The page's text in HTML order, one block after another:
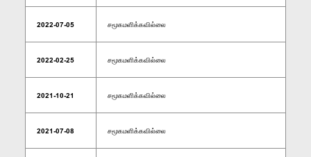
2022-07-05 சமூகமளிக்கவில்லை
2022-02-25 சமூகமளிக்கவில்லை
2021-10-21 சமூகமளிக்கவில்லை
2021-07-08 சமூகமளிக்கவில்லை